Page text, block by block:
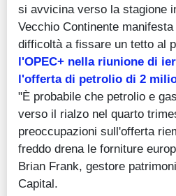
si avvicina verso la stagione
Vecchio Continente
difficoltà a fissare un tetto al
l'OPEC+ nella riunione di
l'offerta di petrolio di 2
"È probabile che petrolio e
verso il rialzo nel quarto
preoccupazioni sull'offerta
freddo drena le forniture
Brian Frank, gestore
Capital.